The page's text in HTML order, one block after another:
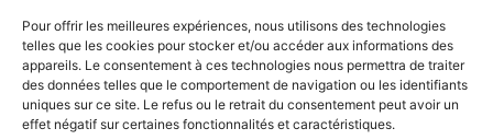
Pour offrir les meilleures expériences, nous utilisons des technologies
telles que les cookies pour stocker et/ou accéder aux informations des
appareils. Le consentement à ces technologies nous permettra de traiter
des données telles que le comportement de navigation ou les identifiants
uniques sur ce site. Le refus ou le retrait du consentement peut avoir un
effet négatif sur certaines fonctionnalités et caractéristiques.
Nous mettons en place des mesures de sécurité
techniques et organisationnelles pour protéger vos
données.
9. Cookies